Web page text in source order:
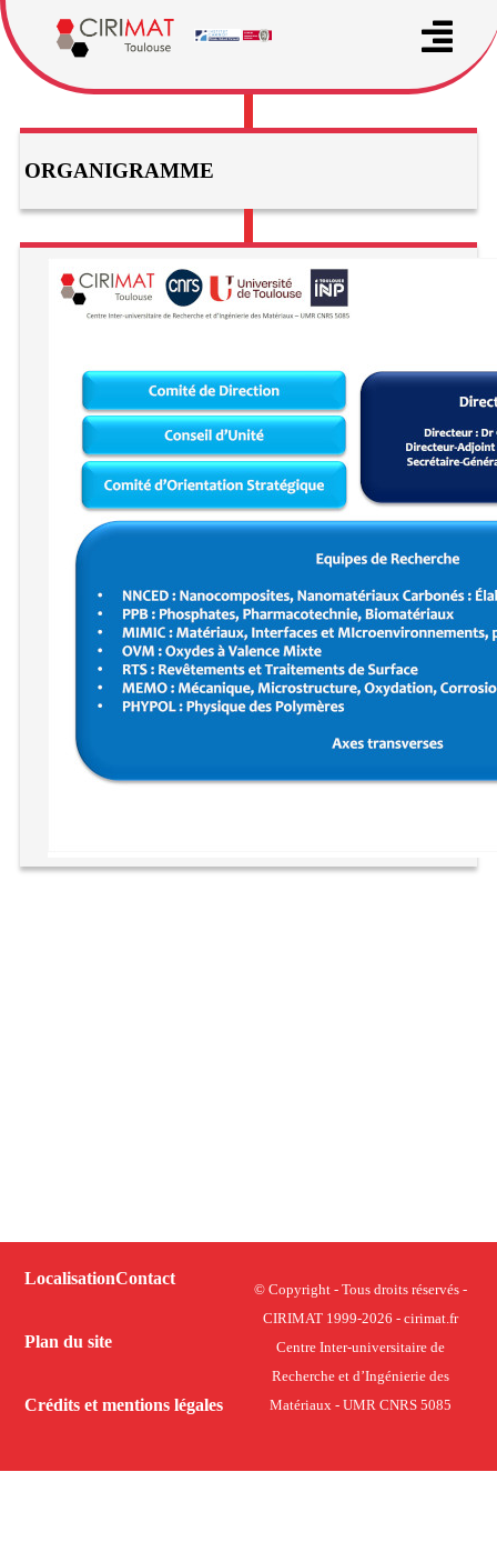
ORGANIGRAMME
LocalisationContact
Plan du site
Crédits et mentions légales
© Copyright - Tous droits réservés -
CIRIMAT 1999-2026 - cirimat.fr
Centre Inter-universitaire de
Recherche et d’Ingénierie des
Matériaux - UMR CNRS 5085